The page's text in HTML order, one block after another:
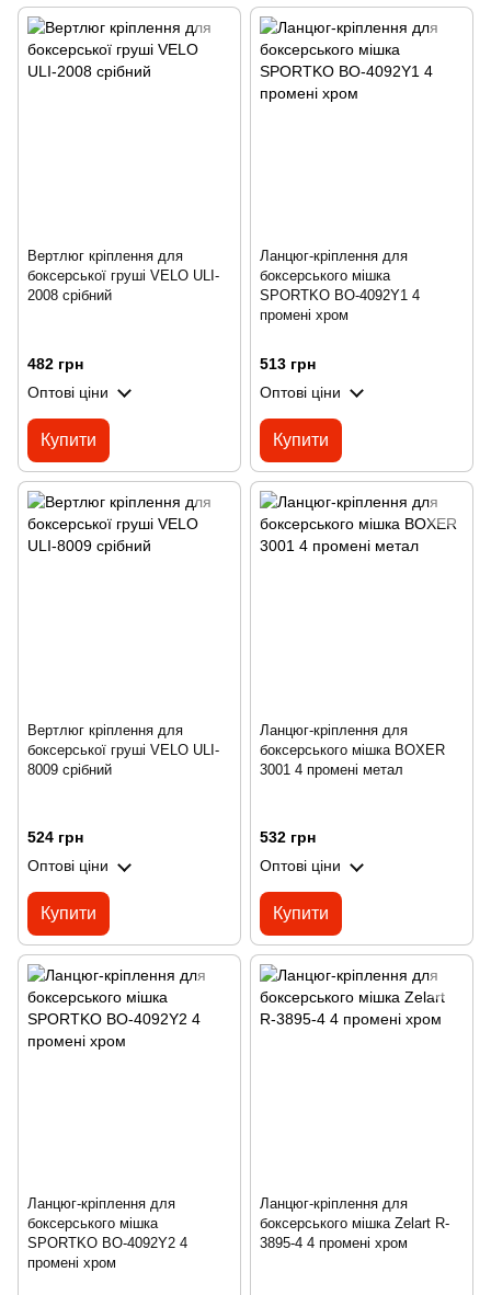
Вертлюг кріплення для
боксерської груші VELO ULI-
2008 срібний
482 грн
Оптові ціни
Купити
Ланцюг-кріплення для
боксерського мішка
SPORTKO BO-4092Y1 4
промені хром
513 грн
Оптові ціни
Купити
Вертлюг кріплення для
боксерської груші VELO ULI-
8009 срібний
524 грн
Оптові ціни
Купити
Ланцюг-кріплення для
боксерського мішка BOXER
3001 4 промені метал
532 грн
Оптові ціни
Купити
Ланцюг-кріплення для
боксерського мішка
SPORTKO BO-4092Y2 4
промені хром
Ланцюг-кріплення для
боксерського мішка Zelart R-
3895-4 4 промені хром